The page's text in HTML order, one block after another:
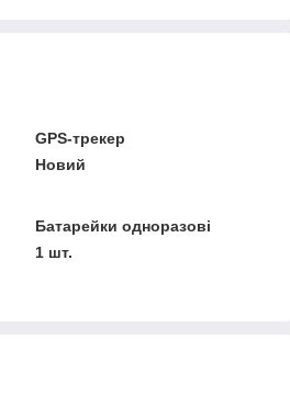
GPS-трекер
Новий
Батарейки одноразові
1 шт.